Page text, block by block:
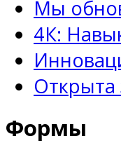
Мы
4К:
Открыта
Формы